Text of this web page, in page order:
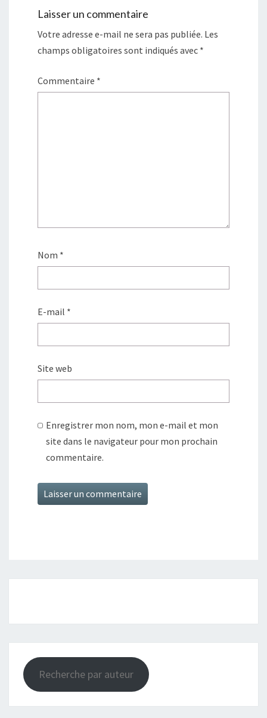
Laisser un commentaire
Votre adresse e-mail ne sera pas publiée. Les
champs obligatoires sont indiqués avec *
Commentaire *
Nom *
E-mail *
Site web
Enregistrer mon nom, mon e-mail et mon
site dans le navigateur pour mon prochain
commentaire.
Recherche par auteur